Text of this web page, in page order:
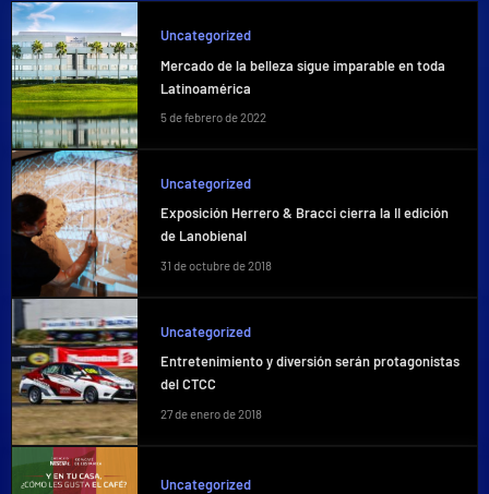
Uncategorized
Mercado de la belleza sigue imparable en toda
Latinoamérica
5 de febrero de 2022
Uncategorized
Exposición Herrero & Bracci cierra la II edición
de Lanobienal
31 de octubre de 2018
Uncategorized
Entretenimiento y diversión serán protagonistas
del CTCC
27 de enero de 2018
Uncategorized